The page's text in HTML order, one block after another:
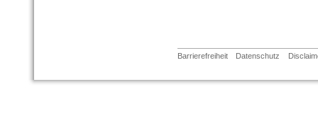
Barrierefreiheit Datenschutz